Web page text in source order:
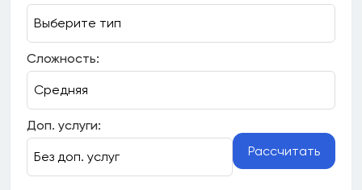
Сложность:
Доп. услуги:
Рассчитать